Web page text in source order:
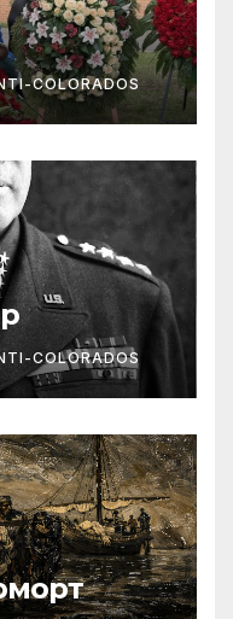
COLORADOS
COLORADOS